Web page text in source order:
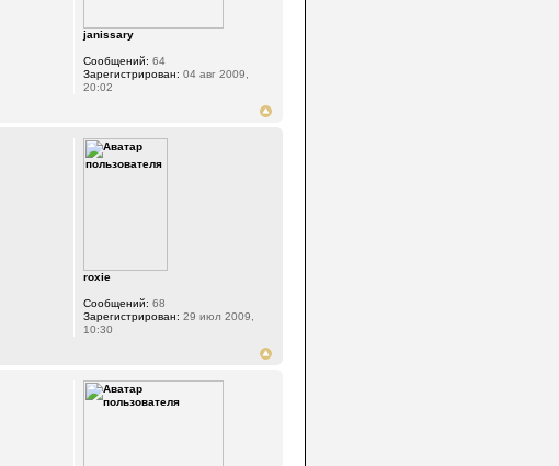
janissary
Сообщений: 64
Зарегистрирован: 04 авг 2009,
20:02
roxie
Сообщений: 68
Зарегистрирован: 29 июл 2009,
10:30